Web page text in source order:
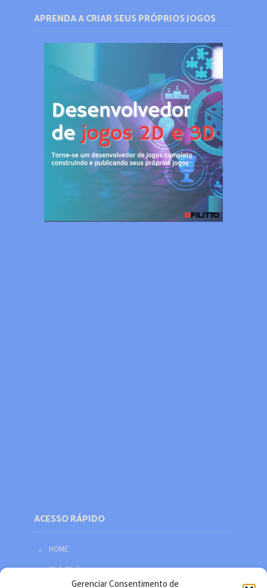
Gerenciar Consentimento de
APRENDA A CRIAR SEUS PRÓPRIOS JOGOS
ACESSO RÁPIDO
HOME
Web Mail